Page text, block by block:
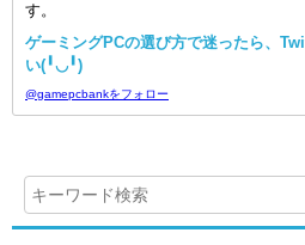
す。
ゲーミングPCの選び方で迷ったら、
い(╹◡╹)
@gamepcbankをフォロー